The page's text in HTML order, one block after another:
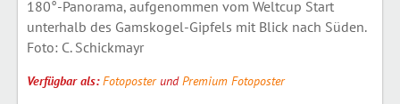
180°-Panorama, aufgenommen vom Weltcup Start
unterhalb des Gamskogel-Gipfels mit Blick nach Süden.
Foto: C. Schickmayr
Verfügbar als:FotoposterundPremium Fotoposter